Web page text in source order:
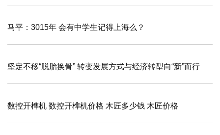
马平：3015年 会有中学生记得上海么？
坚定不移“脱胎换骨” 转变发展方式与经济转型向“新”而行
数控开榫机 数控开榫机价格 木匠多少钱 木匠价格